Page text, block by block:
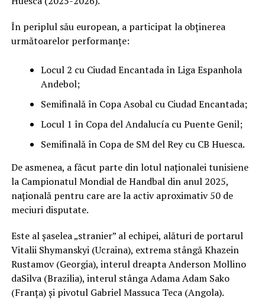
În periplul său european, a participat la obținerea
următoarelor performanțe:
Locul 2 cu Ciudad Encantada în Liga Espanhola
Andebol;
Semifinală în Copa Asobal cu Ciudad Encantada;
Locul 1 în Copa del Andalucía cu Puente Genil;
Semifinală în Copa de SM del Rey cu CB Huesca.
De asmenea, a făcut parte din lotul naționalei tunisiene
la Campionatul Mondial de Handbal din anul 2025,
națională pentru care are la activ aproximativ 50 de
meciuri disputate.
Este al șaselea „stranier” al echipei, alături de portarul
Vitalii Shymanskyi (Ucraina), extrema stângă Khazein
Rustamov (Georgia), interul dreapta Anderson Mollino
daSilva (Brazilia), interul stânga Adama Adam Sako
(Franța) și pivotul Gabriel Massuca Teca (Angola).